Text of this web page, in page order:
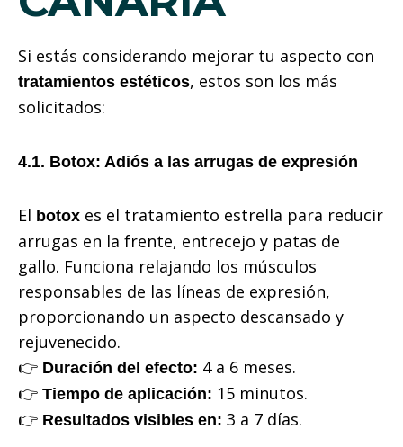
Si estás considerando mejorar tu aspecto con
tratamientos estéticos, estos son los más
solicitados:
4.1. Botox: Adiós a las arrugas de expresión
El botox es el tratamiento estrella para reducir
arrugas en la frente, entrecejo y patas de
gallo. Funciona relajando los músculos
responsables de las líneas de expresión,
proporcionando un aspecto descansado y
rejuvenecido.
👉 Duración del efecto: 4 a 6 meses.
👉 Tiempo de aplicación: 15 minutos.
👉 Resultados visibles en: 3 a 7 días.